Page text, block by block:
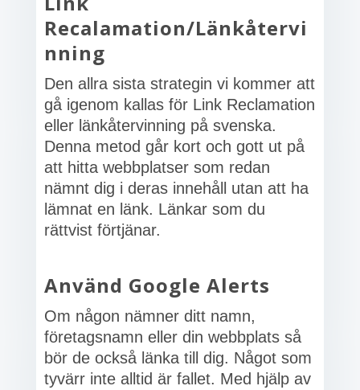
Recalamation/Länkåtervi
nning
Den allra sista strategin vi kommer att
gå igenom kallas för Link Reclamation
eller länkåtervinning på svenska.
Denna metod går kort och gott ut på
att hitta webbplatser som redan
nämnt dig i deras innehåll utan att ha
lämnat en länk. Länkar som du
rättvist förtjänar.
Använd Google Alerts
Om någon nämner ditt namn,
företagsnamn eller din webbplats så
bör de också länka till dig. Något som
tyvärr inte alltid är fallet. Med hjälp av